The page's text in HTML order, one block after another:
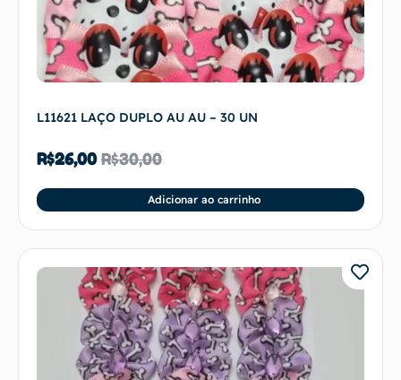
L11621 LAÇO DUPLO AU AU – 30 UN
R$30,00
R$26,00
Adicionar ao carrinho